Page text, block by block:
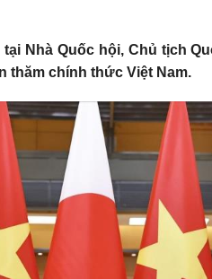
tại Nhà Quốc hội, Chủ tịch
thăm chính thức Việt Nam.